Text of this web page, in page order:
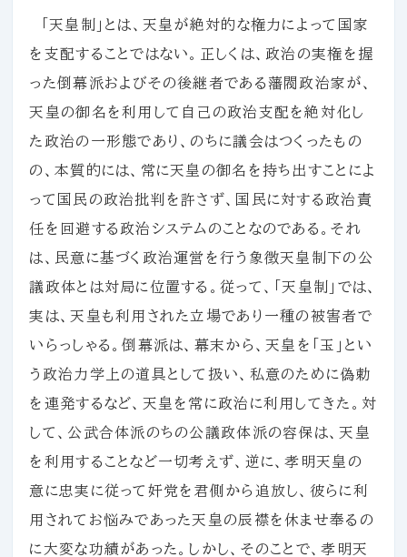
「天皇制」とは、天皇が絶対的な権力によって国家
を支配することではない。正しくは、政治の実権を握
った倒幕派およびその後継者である藩閥政治家が、
天皇の御名を利用して自己の政治支配を絶対化し
た政治の一形態であり、のちに議会はつくったもの
の、本質的には、常に天皇の御名を持ち出すことによ
って国民の政治批判を許さず、国民に対する政治責
任を回避する政治システムのことなのである。それ
は、民意に基づく政治運営を行う象徴天皇制下の公
議政体とは対局に位置する。従って、「天皇制」では、
実は、天皇も利用された立場であり一種の被害者で
いらっしゃる。倒幕派は、幕末から、天皇を「玉」とい
う政治力学上の道具として扱い、私意のために偽勅
を連発するなど、天皇を常に政治に利用してきた。対
して、公武合体派のちの公議政体派の容保は、天皇
を利用することなど一切考えず、逆に、孝明天皇の
意に忠実に従って奸党を君側から追放し、彼らに利
用されてお悩みであった天皇の辰襟を休ませ奉るの
に大変な功績があった。しかし、そのことで、孝明天